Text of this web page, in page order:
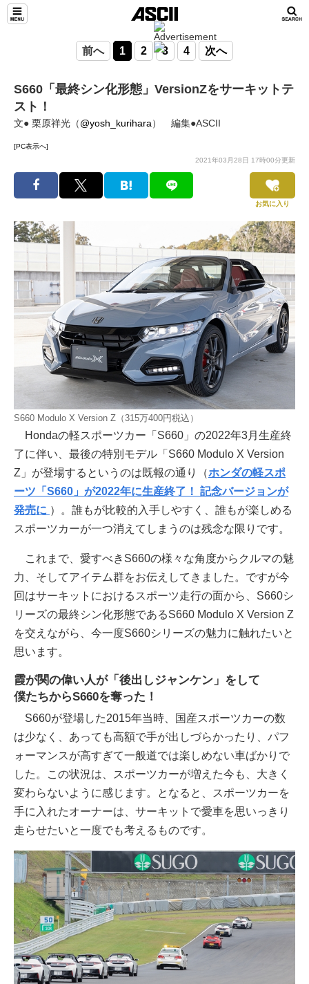
前へ 1 2 3 4 次へ
S660「最終シン化形態」VersionZをサーキットテ
スト！
文● 栗原祥光（@yosh_kurihara） 編集●ASCII
[PC表示へ]
2021年03月28日 17時00分更新
お気に入り
S660 Modulo X Version Z（315万400円税込）
Hondaの軽スポーツカー「S660」の2022年3月生産終
了に伴い、最後の特別モデル「S660 Modulo X Version
Z」が登場するというのは既報の通り（ホンダの軽スポ
ーツ「S660」が2022年に生産終了！ 記念バージョンが
発売に ）。誰もが比較的入手しやすく、誰もが楽しめる
スポーツカーが一つ消えてしまうのは残念な限りです。
これまで、愛すべきS660の様々な角度からクルマの魅
力、そしてアイテム群をお伝えしてきました。ですが今
回はサーキットにおけるスポーツ走行の面から、S660シ
リーズの最終シン化形態であるS660 Modulo X Version Z
を交えながら、今一度S660シリーズの魅力に触れたいと
思います。
霞が関の偉い人が「後出しジャンケン」をして
僕たちからS660を奪った！
S660が登場した2015年当時、国産スポーツカーの数
は少なく、あっても高額で手が出しづらかったり、パフ
ォーマンスが高すぎて一般道では楽しめない車ばかりで
した。この状況は、スポーツカーが増えた今も、大きく
変わらないように感じます。となると、スポーツカーを
手に入れたオーナーは、サーキットで愛車を思いっきり
走らせたいと一度でも考えるものです。